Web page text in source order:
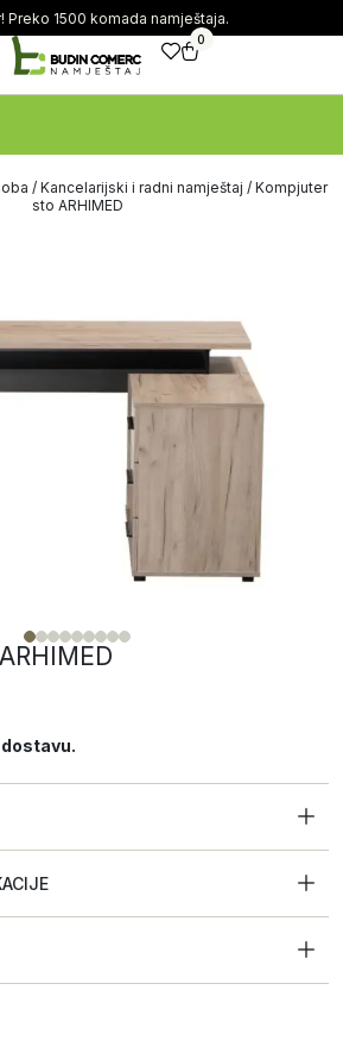
Preko 1500 komada namještaja.
0
/ Kancelarijski i radni namještaj / Kompjuter
sto ARHIMED
dostavu.